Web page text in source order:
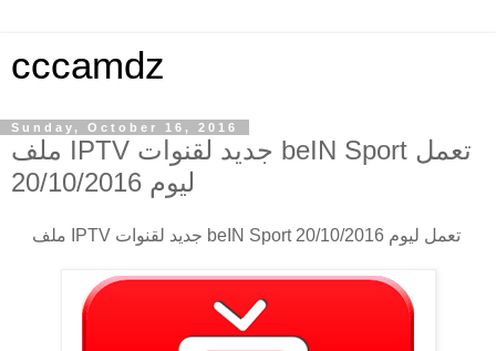
cccamdz
Sunday, October 16, 2016
ملف IPTV جديد لقنوات beIN Sport تعمل
ليوم 20/10/2016
ملف IPTV جديد لقنوات beIN Sport تعمل ليوم 20/10/2016